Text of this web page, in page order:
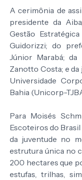
A cerimônia de
presidente da
Gestão
Guidorizzi; do
Júnior Marabá; da
Zanotto Costa; e
Universidade
Bahia (Unicorp-
Para Moisés
Escoteiros do
da juventude no
estrutura única no
200 hectares que
estufas, trilhas,